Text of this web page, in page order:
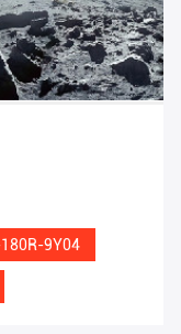
9Y04